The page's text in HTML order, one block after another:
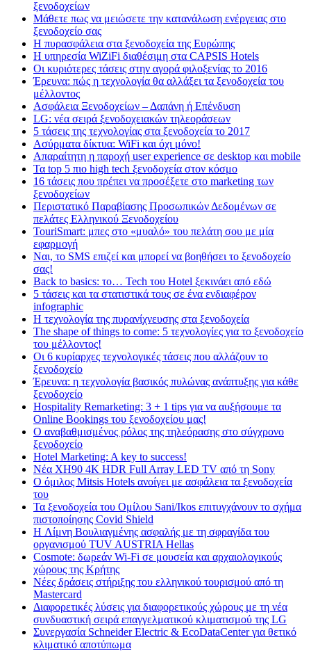
ξενοδοχείων
Μάθετε πως να μειώσετε την κατανάλωση ενέργειας στο
ξενοδοχείο σας
Η πυρασφάλεια στα ξενοδοχεία της Ευρώπης
Η υπηρεσία WiZiFi διαθέσιμη στα CAPSIS Hotels
Οι κυριότερες τάσεις στην αγορά φιλοξενίας το 2016
Έρευνα: πώς η τεχνολογία θα αλλάξει τα ξενοδοχεία του
μέλλοντος
Ασφάλεια Ξενοδοχείων – Δαπάνη ή Επένδυση
LG: νέα σειρά ξενοδοχειακών τηλεοράσεων
5 τάσεις της τεχνολογίας στα ξενοδοχεία το 2017
Ασύρματα δίκτυα: WiFi και όχι μόνο!
Απαραίτητη η παροχή user experience σε desktop και mobile
Τα top 5 πιο high tech ξενοδοχεία στον κόσμο
16 τάσεις που πρέπει να προσέξετε στο marketing των
ξενοδοχείων
Περιστατικό Παραβίασης Προσωπικών Δεδομένων σε
πελάτες Ελληνικού Ξενοδοχείου
TouriSmart: μπες στο «μυαλό» του πελάτη σου με μία
εφαρμογή
Ναι, το SMS επιζεί και μπορεί να βοηθήσει το ξενοδοχείο
σας!
Back to basics: το… Tech του Hotel ξεκινάει από εδώ
5 τάσεις και τα στατιστικά τους σε ένα ενδιαφέρον
infographic
Η τεχνολογία της πυρανίχνευσης στα ξενοδοχεία
The shape of things to come: 5 τεχνολογίες για το ξενοδοχείο
του μέλλοντος!
Οι 6 κυρίαρχες τεχνολογικές τάσεις που αλλάζουν το
ξενοδοχείο
Έρευνα: η τεχνολογία βασικός πυλώνας ανάπτυξης για κάθε
ξενοδοχείο
Hospitality Remarketing: 3 + 1 tips για να αυξήσουμε τα
Online Bookings του ξενοδοχείου μας!
Ο αναβαθμισμένος ρόλος της τηλεόρασης στο σύγχρονο
ξενοδοχείο
Hotel Marketing: A key to success!
Νέα XH90 4K HDR Full Array LED TV από τη Sony
Ο όμιλος Mitsis Hotels ανοίγει με ασφάλεια τα ξενοδοχεία
του
Τα ξενοδοχεία του Ομίλου Sani/Ikos επιτυγχάνουν το σχήμα
πιστοποίησης Covid Shield
H Λίμνη Βουλιαγμένης ασφαλής με τη σφραγίδα του
οργανισμού TUV AUSTRIA Hellas
Cosmote: δωρεάν Wi-Fi σε μουσεία και αρχαιολογικούς
χώρους της Κρήτης
Νέες δράσεις στήριξης του ελληνικού τουρισμού από τη
Mastercard
Διαφορετικές λύσεις για διαφορετικούς χώρους με τη νέα
συνδυαστική σειρά επαγγελματικού κλιματισμού της LG
Συνεργασία Schneider Electric & EcoDataCenter για θετικό
κλιματικό αποτύπωμα